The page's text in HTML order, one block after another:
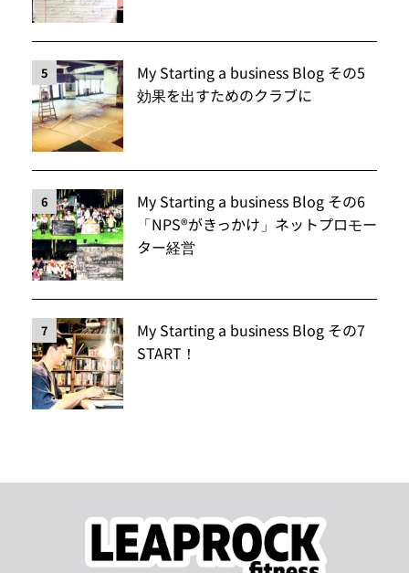
5
My Starting a business Blog その5
効果を出すためのクラブに
6
My Starting a business Blog その6
「NPS®️がきっかけ」ネットプロモー
ター経営
7
My Starting a business Blog その7
START！